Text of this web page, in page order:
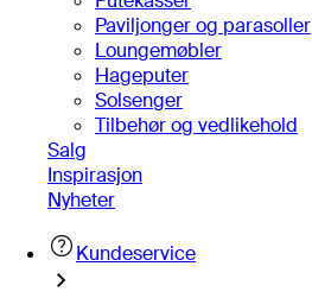
Paviljonger og parasoller
Loungemøbler
Hageputer
Solsenger
Tilbehør og vedlikehold
Salg
Inspirasjon
Nyheter
Kundeservice